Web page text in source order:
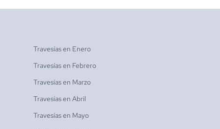
Travesías en Enero
Travesías en Febrero
Travesías en Marzo
Travesías en Abril
Travesías en Mayo